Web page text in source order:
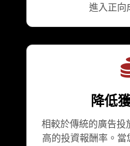
進入正向
降低
相較於傳統的廣告投
高的投資報酬率。